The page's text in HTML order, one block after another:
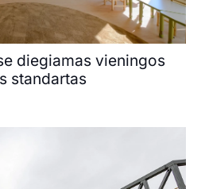
diegiamas vieningos
standartas